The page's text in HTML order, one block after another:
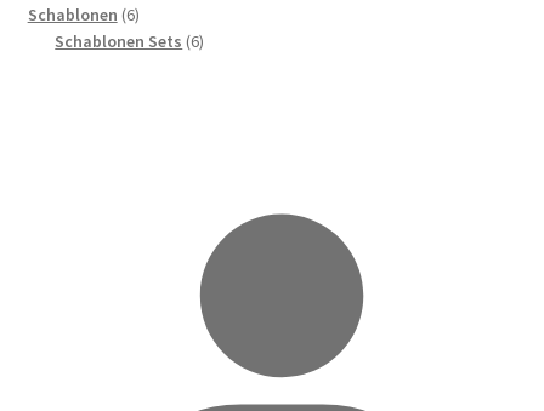
Produkte
Schablonen 66
Produkte
Schablonen Sets 66